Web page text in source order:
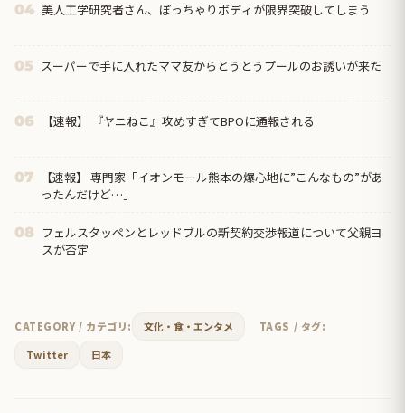
04 美人工学研究者さん、ぽっちゃりボディが限界突破してしまう
05 スーパーで手に入れたママ友からとうとうプールのお誘いが来た
06 【速報】 『ヤニねこ』攻めすぎてBPOに通報される
07
【速報】 専門家「イオンモール熊本の爆心地に”こんなもの”があ
ったんだけど…」
08 フェルスタッペンとレッドブルの新契約交渉報道について父親ヨ
スが否定
CATEGORY / カテゴリ: 文化・食・エンタメ
TAGS / タグ:
Twitter
日本